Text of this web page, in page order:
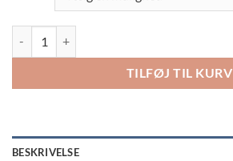
TILFØJ TIL KURV
BESKRIVELSE